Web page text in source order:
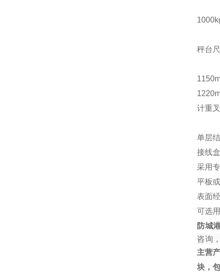
秤台
计重
单层
接线
采用
平板
表面
可选
防城
咨询
主营
块，